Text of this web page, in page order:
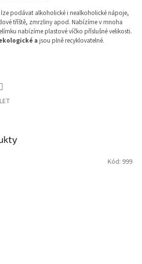
lze podávat alkoholické i nealkoholické nápoje,
tříště, zmrzliny apod. Nabízíme v mnoha
nabízíme plastové víčko příslušné velikosti.
a jsou plně recyklovatelné.
Kód: 999